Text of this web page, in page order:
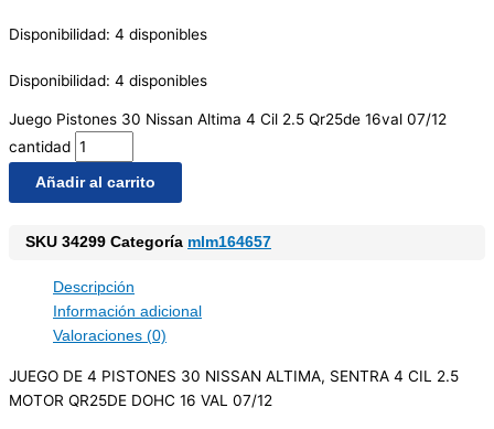
Disponibilidad: 4 disponibles
Disponibilidad: 4 disponibles
Juego Pistones 30 Nissan Altima 4 Cil 2.5 Qr25de 16val 07/12
cantidad
Añadir al carrito
SKU 34299 Categoría mlm164657
Descripción
Información adicional
Valoraciones (0)
JUEGO DE 4 PISTONES 30 NISSAN ALTIMA, SENTRA 4 CIL 2.5
MOTOR QR25DE DOHC 16 VAL 07/12